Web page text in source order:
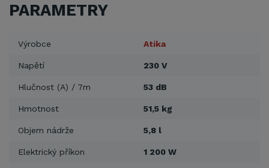
PARAMETRY
Výrobce Atika
Napětí 230 V
Hlučnost (A) / 7m 53 dB
Hmotnost 51,5 kg
Objem nádrže 5,8 l
Elektrický příkon 1 200 W